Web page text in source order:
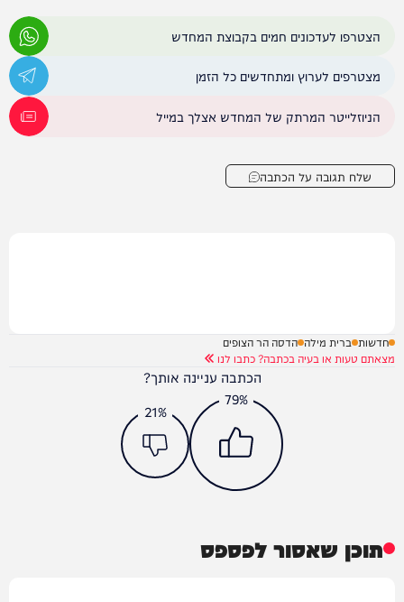
הצטרפו לעדכונים חמים בקבוצת המחדש
מצטרפים לערוץ ומתחדשים כל הזמן
הניוזלייטר המרתק של המחדש אצלך במייל
שלח תגובה על הכתבה
חדשות ברית מילה הדסה הר הצופים
מצאתם טעות או בעיה בכתבה? כתבו לנו
הכתבה עניינה אותך?
79%
21%
תוכן שאסור לפספס